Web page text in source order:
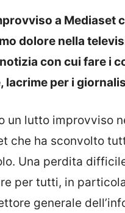
a Mediaset
dolore nella
con cui fare i
lacrime per i
un lutto improvviso
che ha sconvolto
Una perdita
per tutti, in
generale